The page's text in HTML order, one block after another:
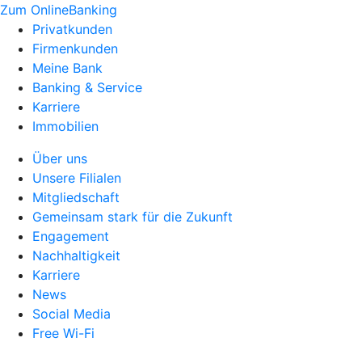
Zum OnlineBanking
Privatkunden
Firmenkunden
Meine Bank
Banking & Service
Karriere
Immobilien
Über uns
Unsere Filialen
Mitgliedschaft
Gemeinsam stark für die Zukunft
Engagement
Nachhaltigkeit
Karriere
News
Social Media
Free Wi-Fi